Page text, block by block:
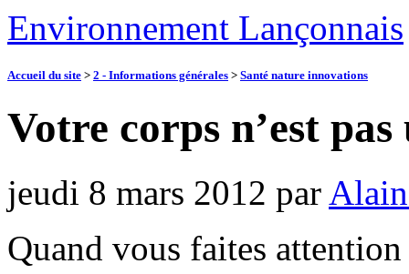
Environnement Lançonnais
Accueil du site > 2 - Informations générales > Santé nature innovations
Votre corps n’est
jeudi 8 mars 2012 par
Quand vous faites